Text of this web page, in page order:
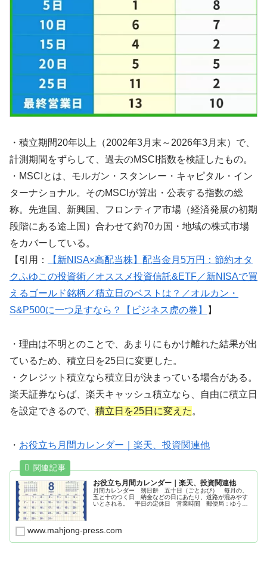
・積立期間20年以上（2002年3月末～2026年3月末）で、
計測期間をずらして、過去のMSCI指数を検証したもの。
・MSCIとは、モルガン・スタンレー・キャピタル・イン
ターナショナル。そのMSCIが算出・公表する指数の総
称。先進国、新興国、フロンティア市場（経済発展の初期
段階にある途上国）合わせて約70カ国・地域の株式市場
をカバーしている。
【引用：
【新NISA×高配当株】配当金月5万円：節約オタ
クふゆこの投資術／オススメ投資信託&ETF／新NISAで買
えるゴールド銘柄／積立日のベストは？／オルカン・
S&P500に一つ足すなら？【ビジネス虎の巻】
】
・理由は不明とのことで、あまりにもかけ離れた結果が出
ているため、積立日を25日に変更した。
・クレジット積立なら積立日が決まっている場合がある。
楽天証券ならば、楽天キャッシュ積立なら、自由に積立日
を設定できるので、 積立日を25日に変えた 。
・ お役立ち月間カレンダー｜楽天、投資関連他
お役立ち月間カレンダー｜楽天、投資関連他
月間カレンダー 朔日餅 五十日（ごとおび） 毎月の、
五と十のつく日 納金などの日にあたり、道路が混みやす
いとされる。 平日の定休日 営業時間 郵便局：ゆうゆ
www.mahjong-press.com